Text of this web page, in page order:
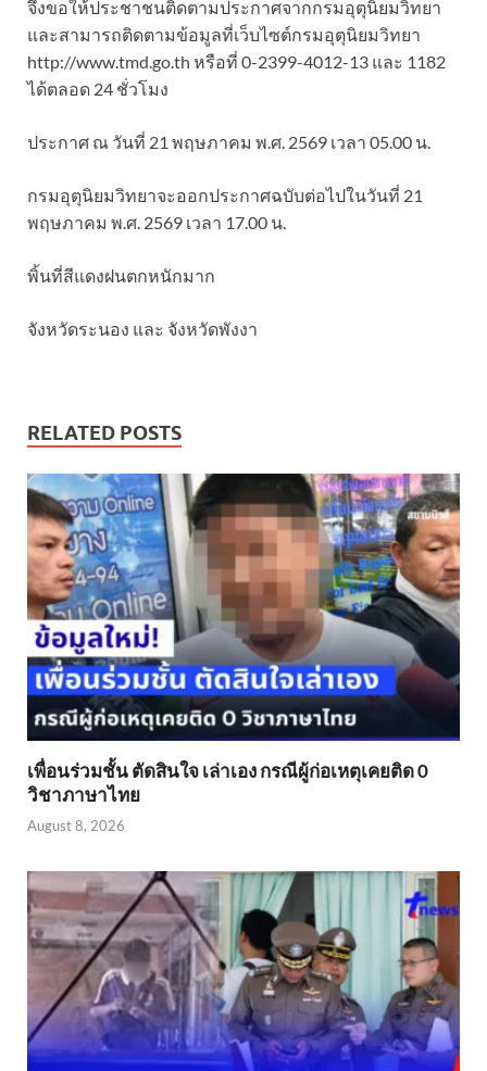
จึงขอให้ประชาชนติดตามประกาศจากกรมอุตุนิยมวิทยา
และสามารถติดตามข้อมูลที่เว็บไซต์กรมอุตุนิยมวิทยา
http://www.tmd.go.th หรือที่ 0-2399-4012-13 และ 1182
ได้ตลอด 24 ชั่วโมง
ประกาศ ณ วันที่ 21 พฤษภาคม พ.ศ. 2569 เวลา 05.00 น.
กรมอุตุนิยมวิทยาจะออกประกาศฉบับต่อไปในวันที่ 21
พฤษภาคม พ.ศ. 2569 เวลา 17.00 น.
พิ้นที่สีแดงฝนตกหนักมาก
จังหวัดระนอง และ จังหวัดพังงา
RELATED POSTS
เพื่อนร่วมชั้น ตัดสินใจ เล่าเอง กรณีผู้ก่อเหตุเคยติด 0
วิชาภาษาไทย
August 8, 2026